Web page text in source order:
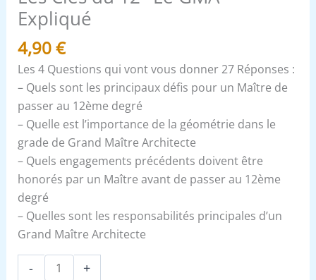
Expliqué
4,90€
Les 4 Questions qui vont vous donner 27 Réponses :
– Quels sont les principaux défis pour un Maître de
passer au 12ème degré
– Quelle est l’importance de la géométrie dans le
grade de Grand Maître Architecte
– Quels engagements précédents doivent être
honorés par un Maître avant de passer au 12ème
degré
– Quelles sont les responsabilités principales d’un
Grand Maître Architecte
- +